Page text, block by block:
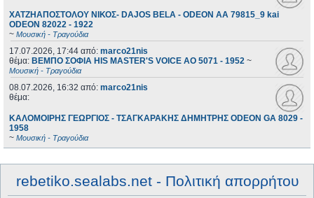
ΧΑΤΖΗΑΠΟΣΤΟΛΟΥ ΝΙΚΟΣ- DAJOS BELA - ODEON AA 79815_9 kai
ODEON 82022 - 1922
~ Μουσική - Τραγούδια
17.07.2026, 17:44 από: marco21nis
θέμα: ΒΕΜΠΟ ΣΟΦΙΑ HIS MASTER'S VOICE AO 5071 - 1952 ~
Μουσική - Τραγούδια
08.07.2026, 16:32 από: marco21nis
θέμα:
ΚΑΛΟΜΟΙΡΗΣ ΓΕΩΡΓΙΟΣ - ΤΣΑΓΚΑΡΑΚΗΣ ΔΗΜΗΤΡΗΣ ODEON GA 8029 -
1958
~ Μουσική - Τραγούδια
rebetiko.sealabs.net - Πολιτική απορρήτου